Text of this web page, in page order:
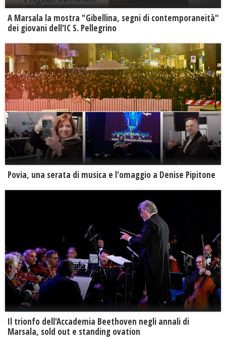
A Marsala la mostra "Gibellina, segni di contemporaneità"
dei giovani dell'IC S. Pellegrino
Povia, una serata di musica e l'omaggio a Denise Pipitone
Il trionfo dell'Accademia Beethoven negli annali di
Marsala, sold out e standing ovation